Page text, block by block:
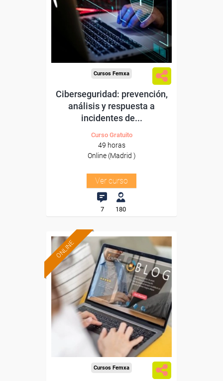
Para trabajadores y
autónomos de Madrid.
Para todos los sectores.
Cursos Femxa
Ciberseguridad: prevención,
análisis y respuesta a
incidentes de...
Curso Gratuito
49 horas
Online (Madrid )
Ver curso
7 180
ONLINE
Formación 100%
subvencionada.
Para trabajadores y
autónomos de Madrid.
Para todos los sectores.
Cursos Femxa